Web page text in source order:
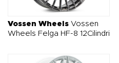
OFERTA
Vossen Wheels Vossen
Wheels Felga HF-8 12Cilindri